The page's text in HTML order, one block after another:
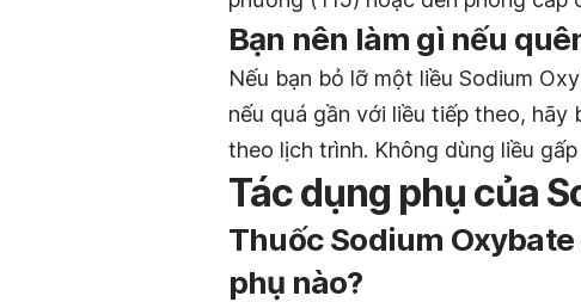
Bạn nên làm gì nếu
Nếu bạn bỏ lỡ một liều Sodium
nếu quá gần với liều tiếp theo, hãy
theo lịch trình. Không dùng liều
Tác dụng phụ của
Thuốc Sodium
phụ nào?